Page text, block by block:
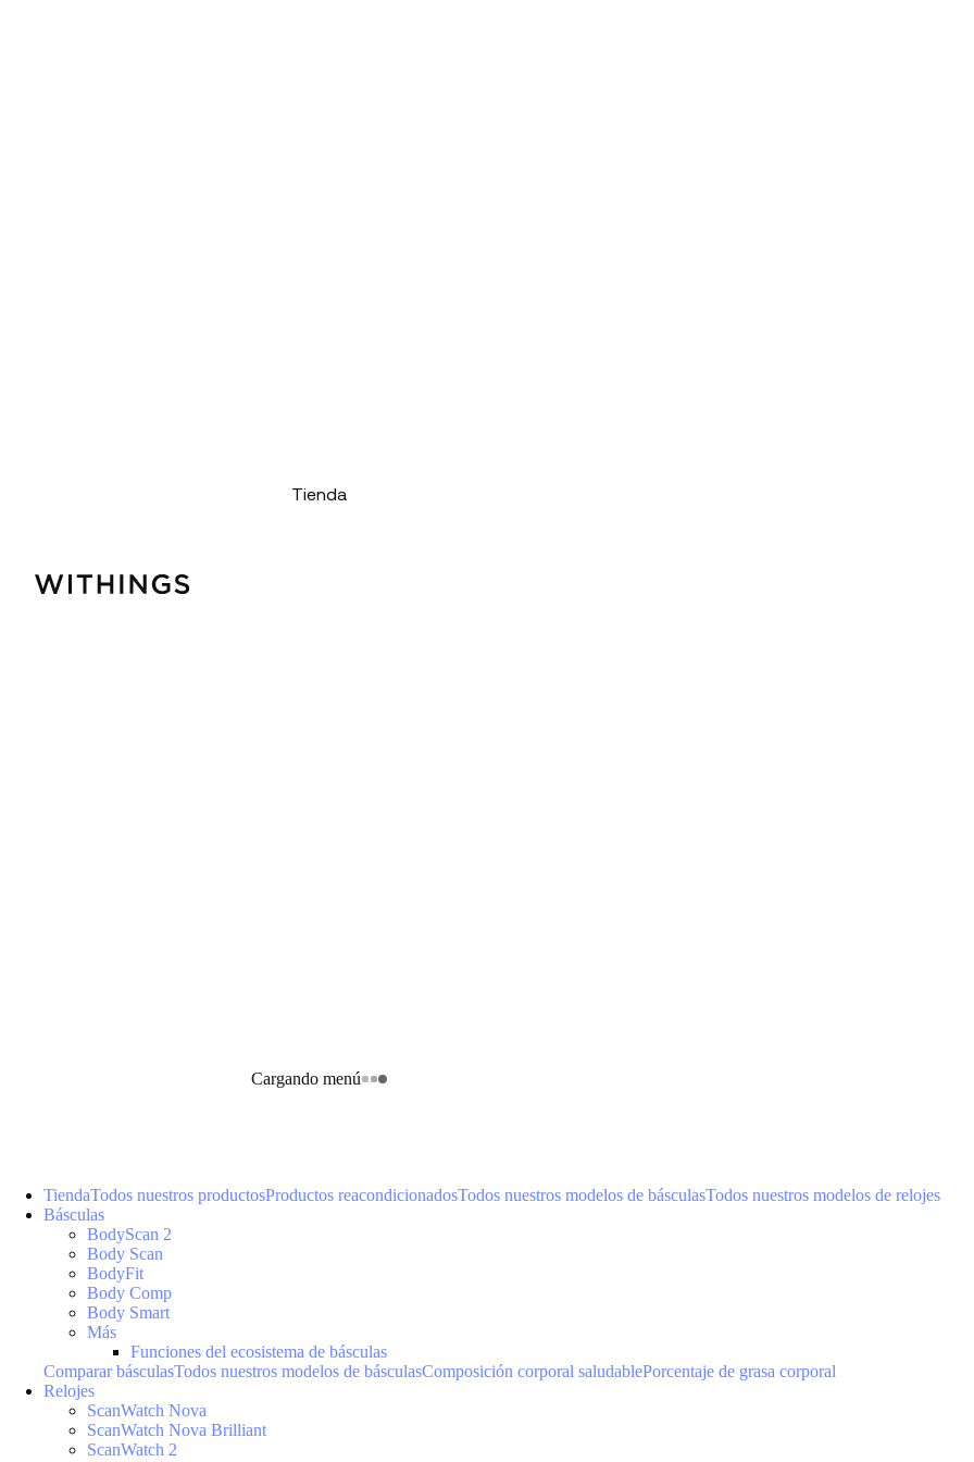
Tienda
Cargando menú
TiendaTodos nuestros productosProductos reacondicionadosTodos nuestros modelos de básculasTodos nuestros modelos de relojes
Básculas
BodyScan 2
Body Scan
BodyFit
Body Comp
Body Smart
Más
Funciones del ecosistema de básculas
Comparar básculasTodos nuestros modelos de básculasComposición corporal saludablePorcentaje de grasa corporal
Relojes
ScanWatch Nova
ScanWatch Nova Brilliant
ScanWatch 2